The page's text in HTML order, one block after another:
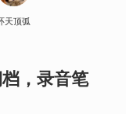
天顶弧
，录音笔